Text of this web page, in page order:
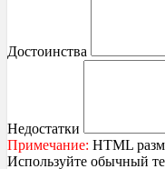
Достоинства
Недостатки
Примечание: HTML
Используйте обычный